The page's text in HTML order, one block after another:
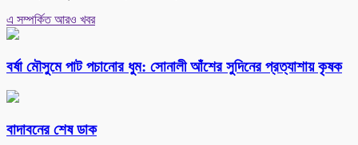
এ সম্পর্কিত আরও খবর
বর্ষা মৌসুমে পাট পচানোর ধুম: সোনালী আঁশের সুদিনের প্রত্যাশায় কৃষক
বাদাবনের শেষ ডাক